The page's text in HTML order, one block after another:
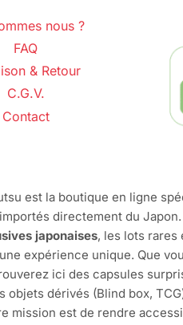
nous ?
FAQ
& Retour
C.G.V.
Contact
est la boutique en ligne
directement du
japonaises, les lots
expérience unique. Que
ici des capsules
objets dérivés (Blind box,
mission est de rendre